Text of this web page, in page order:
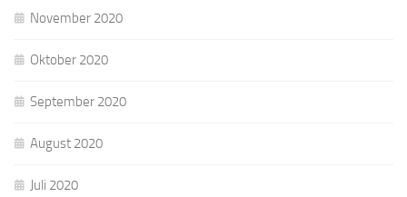
November 2020
Oktober 2020
September 2020
August 2020
Juli 2020